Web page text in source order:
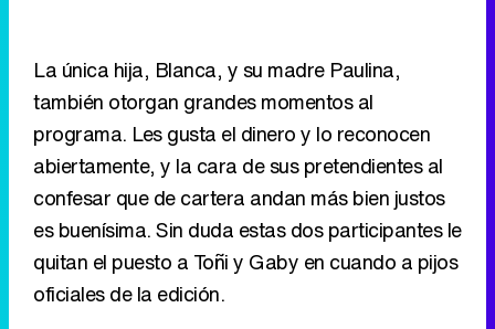
La única hija, Blanca, y su madre Paulina,
también otorgan grandes momentos al
programa. Les gusta el dinero y lo reconocen
abiertamente, y la cara de sus pretendientes al
confesar que de cartera andan más bien justos
es buenísima. Sin duda estas dos participantes le
quitan el puesto a Toñi y Gaby en cuando a pijos
oficiales de la edición.